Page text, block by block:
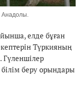
елде бұған
Түркияның
Гүленшілер
беру орындары